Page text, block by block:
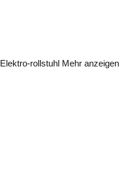
Elektro-rollstuhl Mehr anzeigen